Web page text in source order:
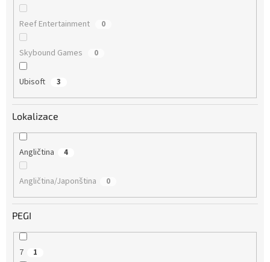
Reef Entertainment 0
Skybound Games 0
Ubisoft 3
Lokalizace
Angličtina 4
Angličtina/Japonština 0
PEGI
7 1